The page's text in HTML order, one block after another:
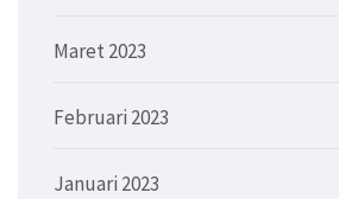
Maret 2023
Februari 2023
Januari 2023